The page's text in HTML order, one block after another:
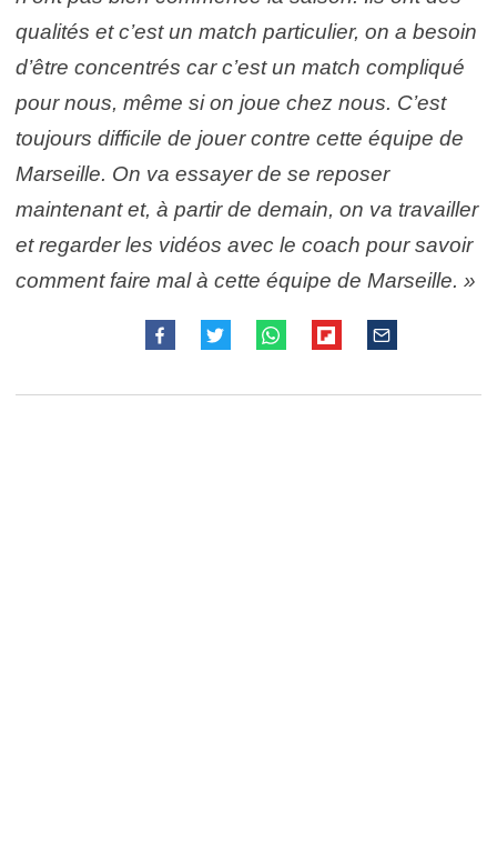
qualités et c’est un match particulier, on a besoin
d’être concentrés car c’est un match compliqué
pour nous, même si on joue chez nous. C’est
toujours difficile de jouer contre cette équipe de
Marseille. On va essayer de se reposer
maintenant et, à partir de demain, on va travailler
et regarder les vidéos avec le coach pour savoir
comment faire mal à cette équipe de Marseille. »